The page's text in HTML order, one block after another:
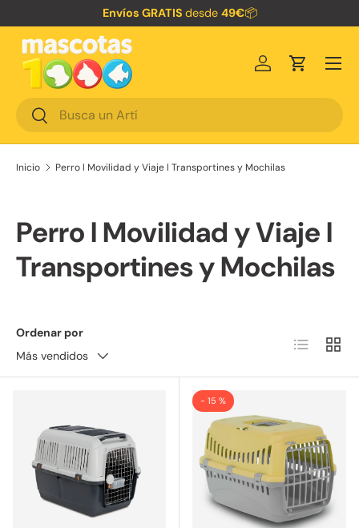
Envíos GRATIS desde 49€📦
Buscar
Buscar
Iniciar sesión
Carrito
Menú
Inicio Perro l Movilidad y Viaje l Transportines y Mochilas
Perro l Movilidad y Viaje l
Transportines y Mochilas
Ordenar por
Más vendidos
Lista
- 15 %